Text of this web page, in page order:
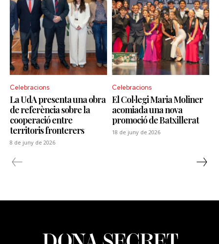
Celebracions
La UdA presenta una obra
de referència sobre la
cooperació entre
territoris fronterers
8 de juny de 2026
Celebracions
El Col·legi Maria Moliner
acomiada una nova
promoció de Batxillerat
18 de juny de 2026